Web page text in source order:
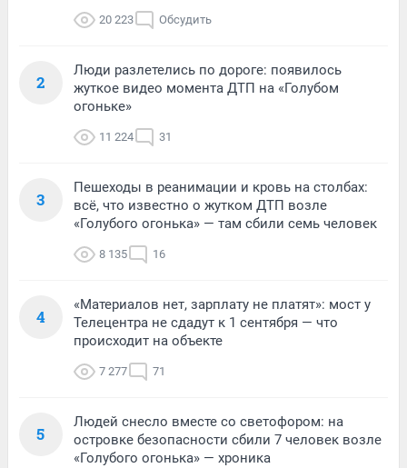
20 223 Обсудить
2
Люди разлетелись по дороге: появилось
жуткое видео момента ДТП на «Голубом
огоньке»
11 224 31
3
Пешеходы в реанимации и кровь на столбах:
всё, что известно о жутком ДТП возле
«Голубого огонька» — там сбили семь человек
8 135 16
4
«Материалов нет, зарплату не платят»: мост у
Телецентра не сдадут к 1 сентября — что
происходит на объекте
7 277 71
5
Людей снесло вместе со светофором: на
островке безопасности сбили 7 человек возле
«Голубого огонька» — хроника